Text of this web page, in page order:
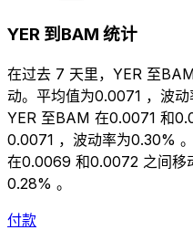
YER 到BAM 统计
在过去 7 天里，YER 至
动。平均值为0.0071 ，波
YER 至BAM 在0.0071 和
0.0071 ，波动率为0.30%
在0.0069 和0.0072 之间移
0.28% 。
付款